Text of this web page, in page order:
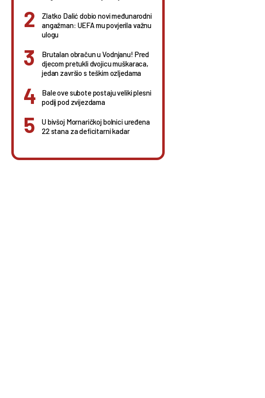
Zlatko Dalić dobio novi međunarodni
angažman: UEFA mu povjerila važnu
ulogu
Brutalan obračun u Vodnjanu! Pred
djecom pretukli dvojicu muškaraca,
jedan završio s teškim ozljedama
Bale ove subote postaju veliki plesni
podij pod zvijezdama
U bivšoj Mornaričkoj bolnici uređena
22 stana za deficitarni kadar